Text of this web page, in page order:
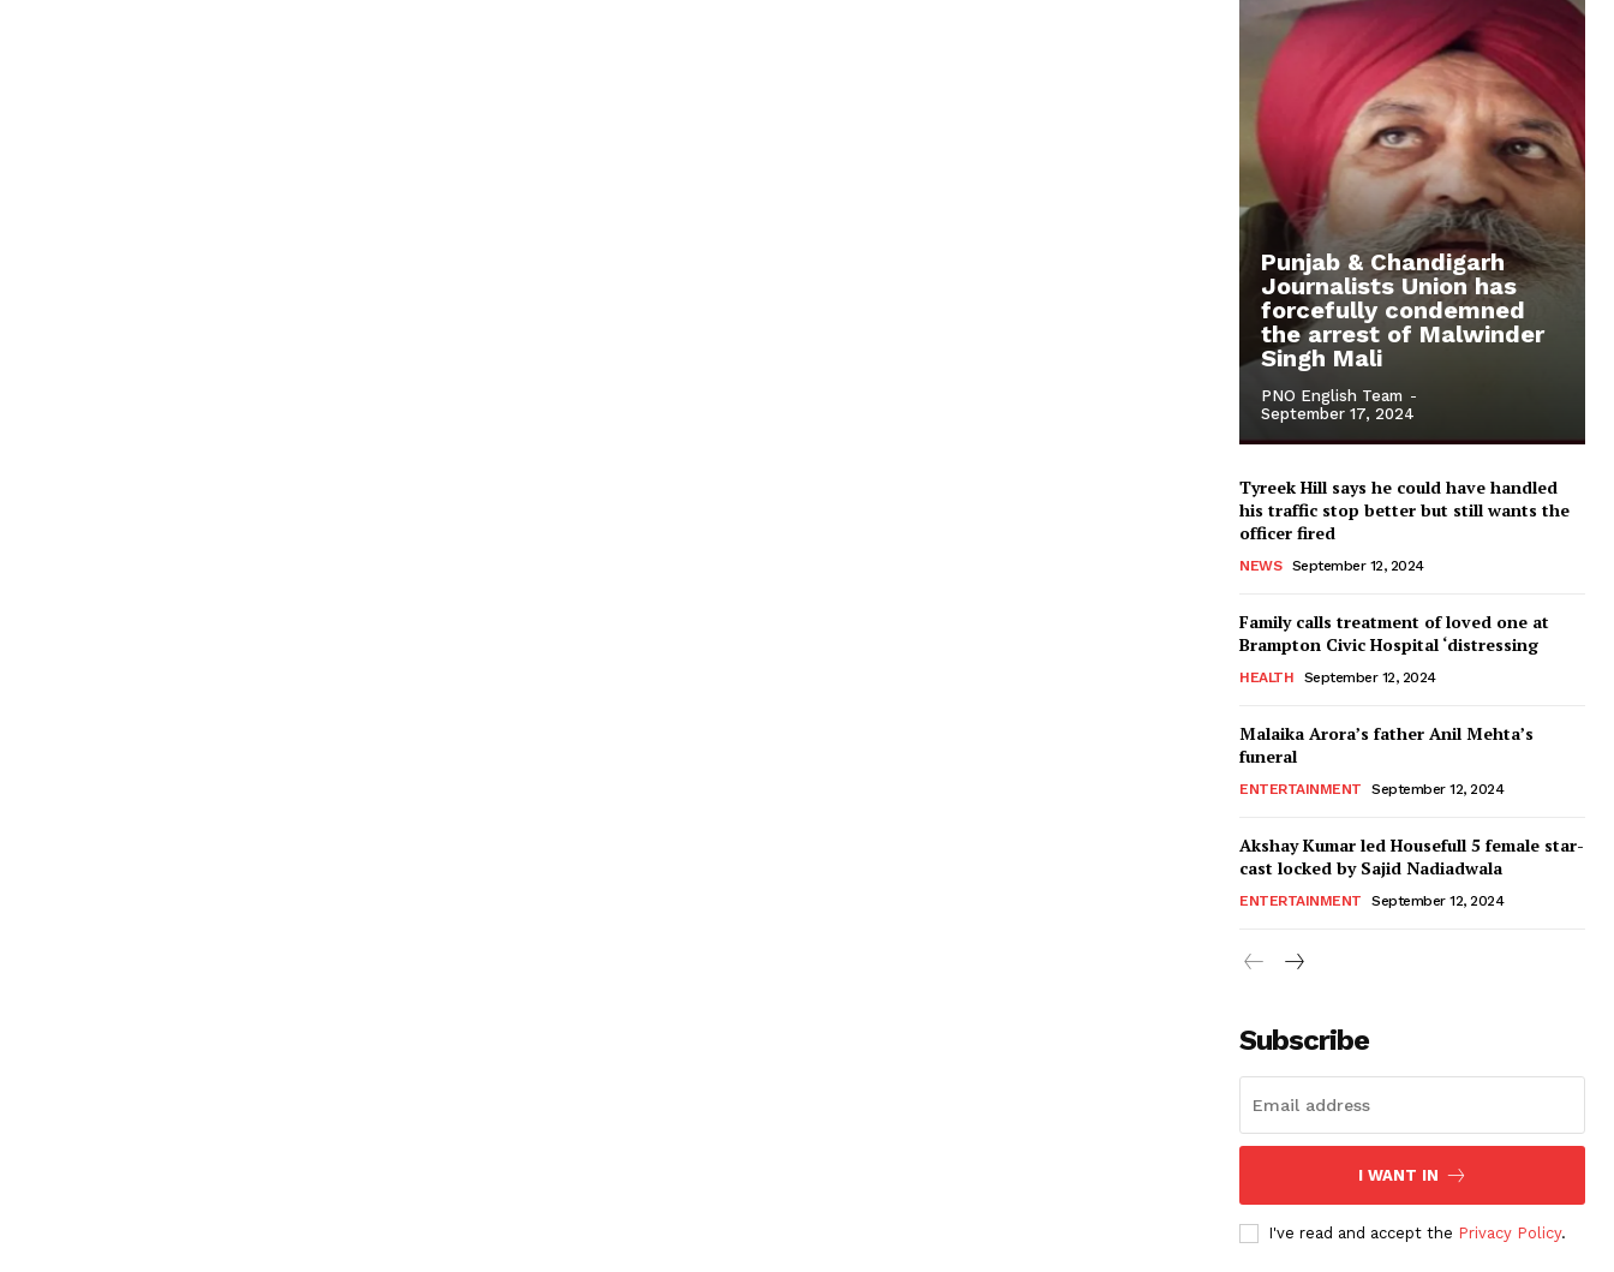
Punjab & Chandigarh
Journalists Union has
forcefully condemned
the arrest of Malwinder
Singh Mali
PNO English Team -
September 17, 2024
Tyreek Hill says he could have handled
his traffic stop better but still wants the
officer fired
NEWS September 12, 2024
Family calls treatment of loved one at
Brampton Civic Hospital ‘distressing
HEALTH September 12, 2024
Malaika Arora’s father Anil Mehta’s
funeral
ENTERTAINMENT September 12, 2024
Akshay Kumar led Housefull 5 female star-
cast locked by Sajid Nadiadwala
ENTERTAINMENT September 12, 2024
Subscribe
I WANT IN
I've read and accept the Privacy Policy.